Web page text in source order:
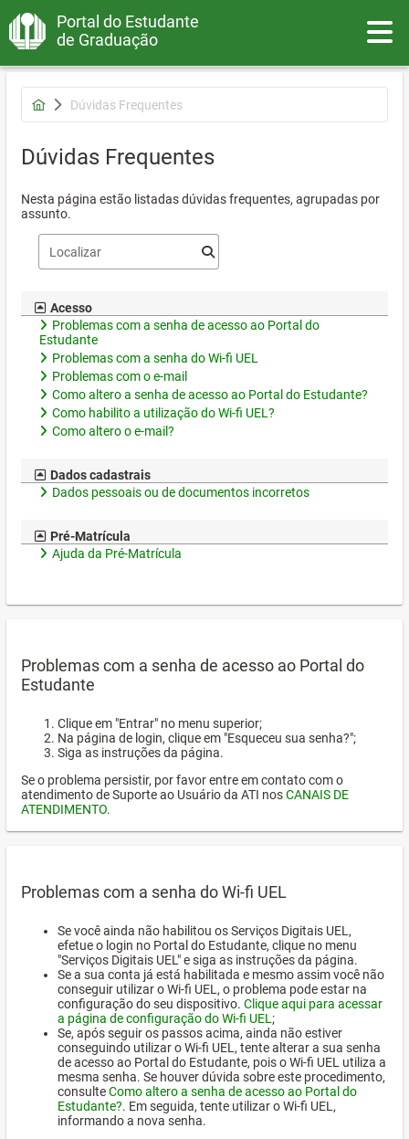
Portal do Estudante
de Graduação
Dúvidas Frequentes
Dúvidas Frequentes
Nesta página estão listadas dúvidas frequentes, agrupadas por
assunto.
Acesso
Problemas com a senha de acesso ao Portal do
Estudante
Problemas com a senha do Wi-fi UEL
Problemas com o e-mail
Como altero a senha de acesso ao Portal do Estudante?
Como habilito a utilização do Wi-fi UEL?
Como altero o e-mail?
Dados cadastrais
Dados pessoais ou de documentos incorretos
Pré-Matrícula
Ajuda da Pré-Matrícula
Problemas com a senha de acesso ao Portal do
Estudante
Clique em "Entrar" no menu superior;
Na página de login, clique em "Esqueceu sua senha?";
Siga as instruções da página.
Se o problema persistir, por favor entre em contato com o
atendimento de Suporte ao Usuário da ATI nosCANAIS DE
ATENDIMENTO.
Problemas com a senha do Wi-fi UEL
Se você ainda não habilitou os Serviços Digitais UEL,
efetue o login no Portal do Estudante, clique no menu
"Serviços Digitais UEL" e siga as instruções da página.
Se a sua conta já está habilitada e mesmo assim você não
conseguir utilizar o Wi-fi UEL, o problema pode estar na
configuração do seu dispositivo. Clique aqui para acessar
a página de configuração do Wi-fi UEL ;
Se, após seguir os passos acima, ainda não estiver
conseguindo utilizar o Wi-fi UEL, tente alterar a sua senha
de acesso ao Portal do Estudante, pois o Wi-fi UEL utiliza a
mesma senha. Se houver dúvida sobre este procedimento,
consulteComo altero a senha de acesso ao Portal do
Estudante?. Em seguida, tente utilizar o Wi-fi UEL,
informando a nova senha.